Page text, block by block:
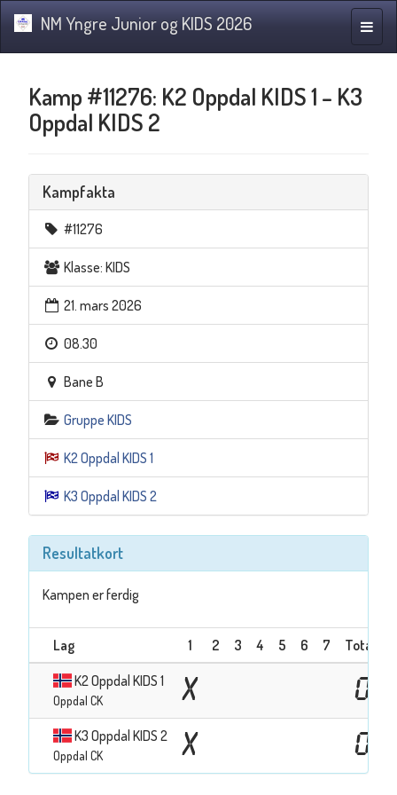
NM Yngre Junior og KIDS 2026
Kamp #11276: K2 Oppdal KIDS 1 – K3
Oppdal KIDS 2
Kampfakta
#11276
Klasse: KIDS
21. mars 2026
08.30
Bane B
Gruppe KIDS
K2 Oppdal KIDS 1
K3 Oppdal KIDS 2
Resultatkort
Kampen er ferdig
Lag 1 2 3 4 5 6 7
Totalt
K2 Oppdal KIDS 1
Oppdal CK X 0
K3 Oppdal KIDS 2
Oppdal CK X 0